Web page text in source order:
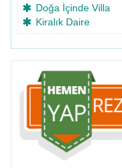
Doğa İçinde Villa
Kiralık Daire